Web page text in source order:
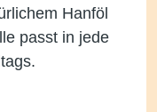
Hanföl
passt in jede